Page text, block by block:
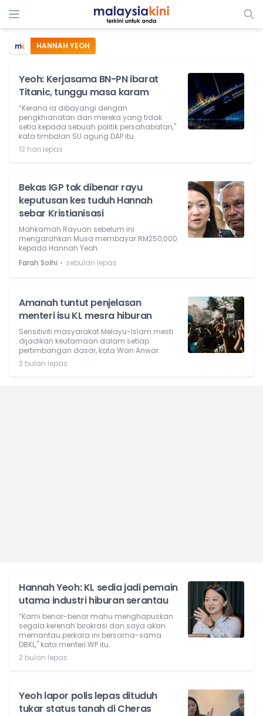
HANNAH YEOH
Yeoh: Kerjasama BN-PN ibarat
Titanic, tunggu masa karam
“Kerana ia dibayangi dengan
pengkhianatan dan mereka yang tidak
setia kepada sebuah politik persahabatan,"
kata timbalan SU agung DAP itu.
13 hari lepas
Bekas IGP tak dibenar rayu
keputusan kes tuduh Hannah
sebar Kristianisasi
Mahkamah Rayuan sebelum ini
mengarahkan Musa membayar RM250,000
kepada Hannah Yeoh.
Farah Solhi ⋅ sebulan lepas
Amanah tuntut penjelasan
menteri isu KL mesra hiburan
Sensitiviti masyarakat Melayu-Islam mesti
dijadikan keutamaan dalam setiap
pertimbangan dasar, kata Wan Anwar.
2 bulan lepas
Hannah Yeoh: KL sedia jadi pemain
utama industri hiburan serantau
“Kami benar-benar mahu menghapuskan
segala kerenah birokrasi dan saya akan
memantau perkara ini bersama-sama
DBKL," kata menteri WP itu.
2 bulan lepas
Yeoh lapor polis lepas dituduh
tukar status tanah di Cheras